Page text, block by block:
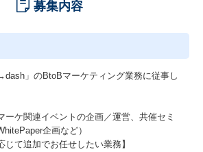
募集内容
」のBtoBマーケティング業務に従事し
ーケ関連イベントの企画／運営、共催セミ
企画など）
じて追加でお任せしたい業務】